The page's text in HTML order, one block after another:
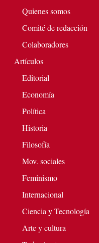
Quienes somos
Comité de redacción
Colaboradores
Artículos
Editorial
Economía
Política
Historia
Filosofía
Mov. sociales
Feminismo
Internacional
Ciencia y Tecnología
Arte y cultura